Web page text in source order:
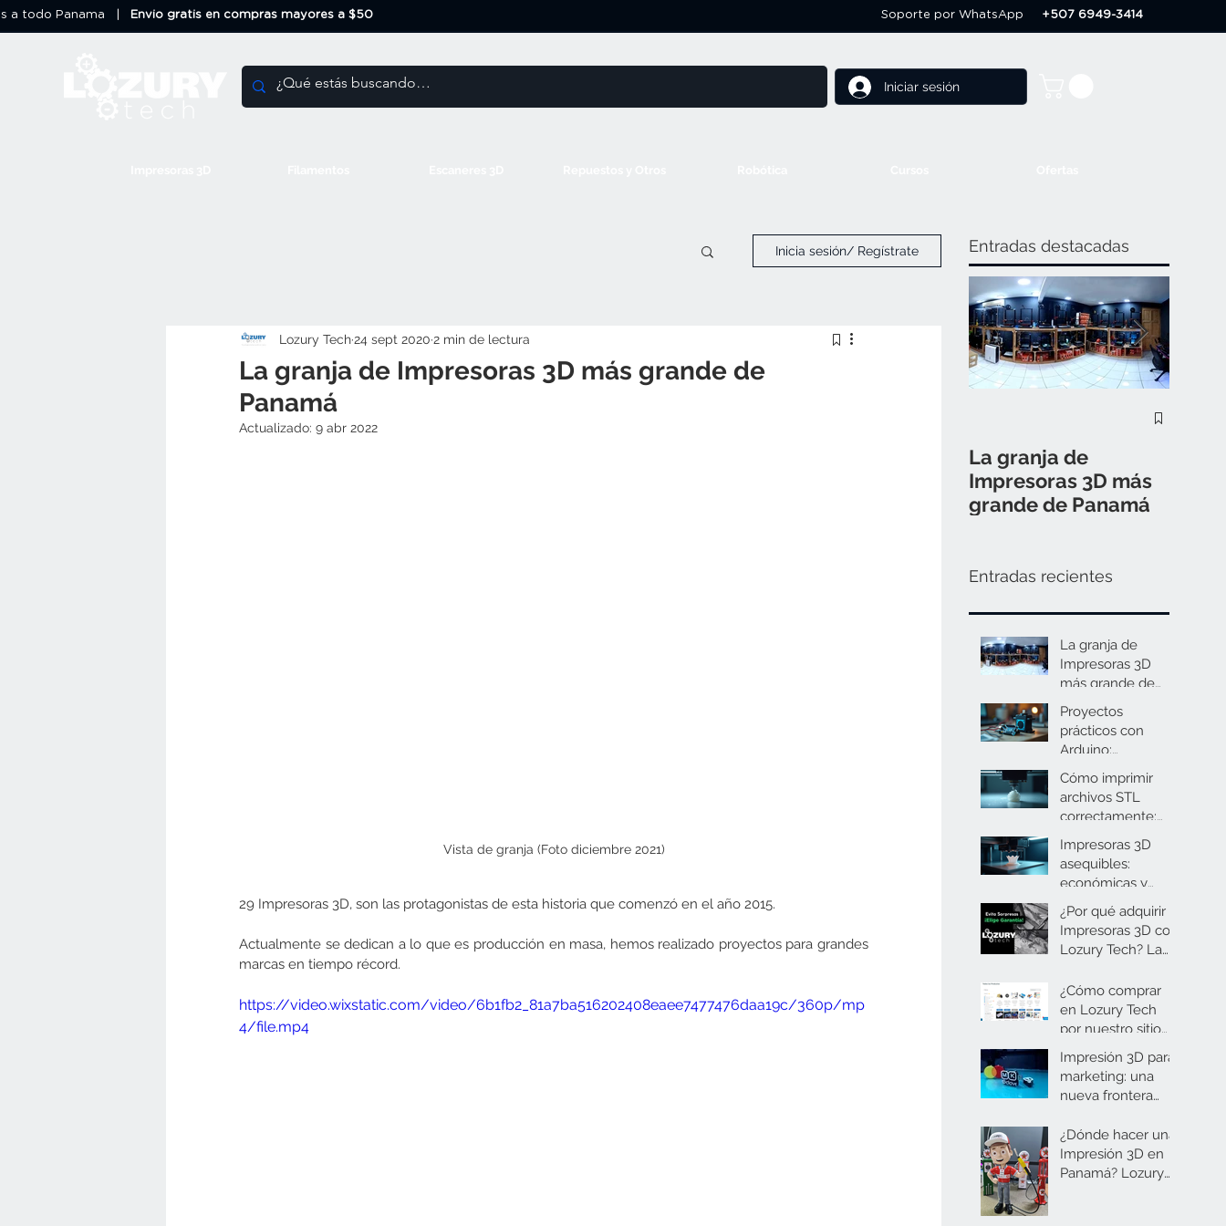
a todo Panama | Envio gratis en compras mayores a $50 Soporte por WhatsApp +507 6949-3414
Iniciar sesión
Inicia sesión/ Regístrate
La granja de Impresoras 3D más grande de
Panamá
Lozury Tech24 sept 2020 2 min de lectura
Actualizado: 9 abr 2022
Vista de granja (Foto diciembre 2021)
29 Impresoras 3D, son las protagonistas de esta historia que comenzó en el año 2015.
Actualmente se dedican a lo que es producción en masa, hemos realizado proyectos para grandes
marcas en tiempo récord.
https://video.wixstatic.com/video/6b1fb2_81a7ba516202408eaee7477476daa19c/360p/mp
4/file.mp4
Entradas destacadas
La granja de
Impresoras 3D más
grande de Panamá
Entradas recientes
La granja de
Impresoras 3D
más grande de
Panamá
Proyectos
prácticos con
Arduino:
Aplicaciones
prácticas de
servomotores y
Cómo imprimir
archivos STL
correctamente:
guía práctica para
principiantes y
expertos
Impresoras 3D
asequibles:
económicas y
eficientes para
todos
¿Por qué adquirir
Impresoras 3D con
Lozury Tech? La
compra sin
sorpresas
¿Cómo comprar
en Lozury Tech
por nuestro sitio
web? 🤔
Impresión 3D para
marketing: una
nueva frontera
en Panamá
¿Dónde hacer una
Impresión 3D en
Panamá? Lozury